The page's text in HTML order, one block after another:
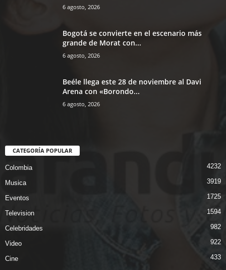
6 agosto, 2026
Bogotá se convierte en el escenario más
grande de Morat con...
6 agosto, 2026
Beéle llega este 28 de noviembre al Davi
Arena con «Borondo...
6 agosto, 2026
CATEGORÍA POPULAR
Colombia 4232
Musica 3919
Eventos 1725
Television 1594
Celebridades 982
Video 922
Cine 433